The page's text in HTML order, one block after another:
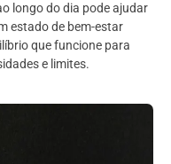
longo do dia pode ajudar
estado de bem-estar
que funcione para
e limites.